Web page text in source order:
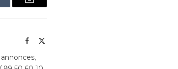
Email
Facebook